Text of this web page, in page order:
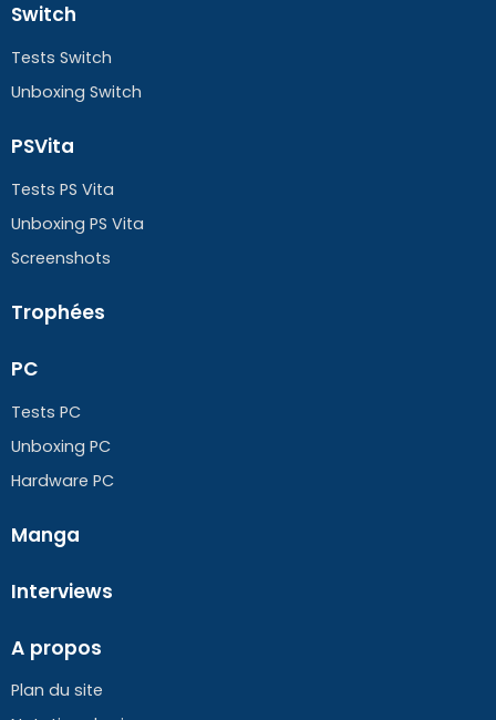
Switch
Tests Switch
Unboxing Switch
PSVita
Tests PS Vita
Unboxing PS Vita
Screenshots
Trophées
PC
Tests PC
Unboxing PC
Hardware PC
Manga
Interviews
A propos
Plan du site